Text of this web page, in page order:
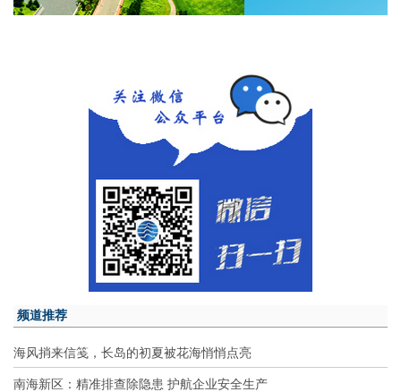
频道推荐
海风捎来信笺，长岛的初夏被花海悄悄点亮
南海新区：精准排查除隐患 护航企业安全生产